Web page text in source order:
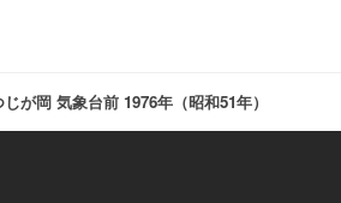
が岡 気象台前 1976年（昭和51年）